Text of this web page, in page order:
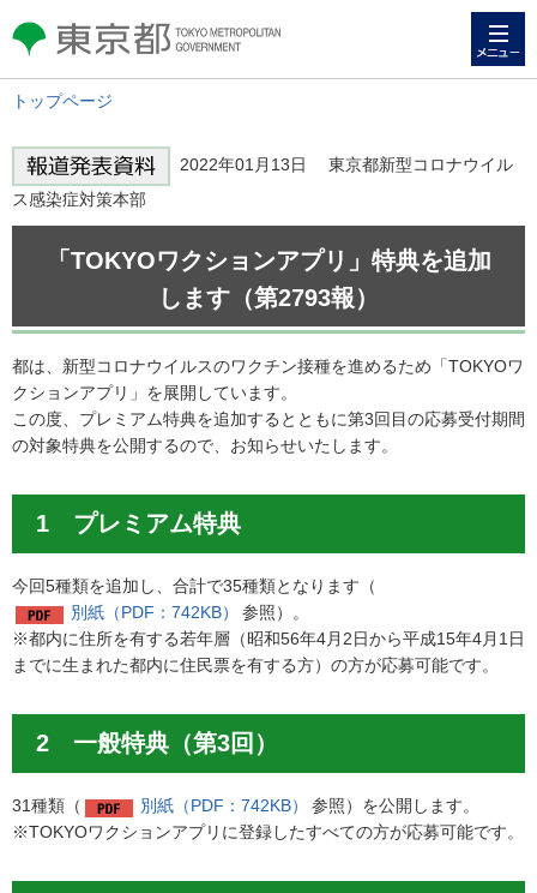
東京都 TOKYO METROPOLITAN
GOVERNMENT
トップページ
2022年01月13日 東京都新型コロナウイル
ス感染症対策本部
「TOKYOワクションアプリ」特典を追加
します（第2793報）
都は、新型コロナウイルスのワクチン接種を進めるため「TOKYOワ
クションアプリ」を展開しています。
この度、プレミアム特典を追加するとともに第3回目の応募受付期間
の対象特典を公開するので、お知らせいたします。
1 プレミアム特典
今回5種類を追加し、合計で35種類となります（
別紙（PDF：742KB）
参照）。
※都内に住所を有する若年層（昭和56年4月2日から平成15年4月1日
までに生まれた都内に住民票を有する方）の方が応募可能です。
2 一般特典（第3回）
31種類（ 別紙（PDF：742KB）
参照）を公開します。
※TOKYOワクションアプリに登録したすべての方が応募可能です。